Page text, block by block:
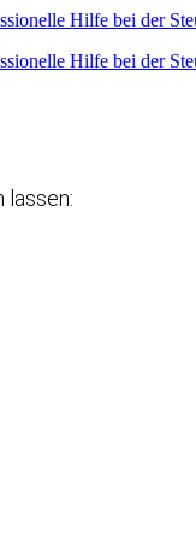
Hilfe bei der
Hilfe bei der
lassen: